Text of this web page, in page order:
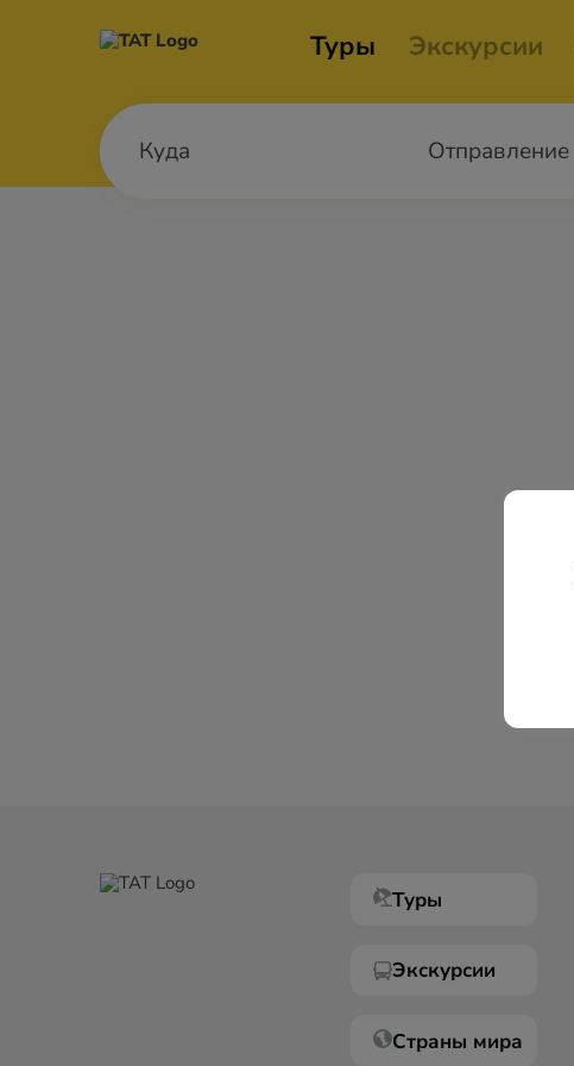
Туры Экскурсии
Отправление
Туры
Экскурсии
Страны мира